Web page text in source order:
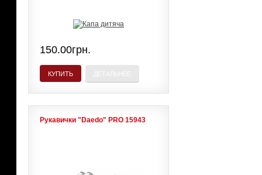
150.00грн.
КУПИТЬ
Рукавички "Daedo" PRO 15943